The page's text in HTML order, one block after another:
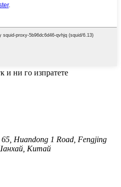
и ни го изпратете
Huandong 1 Road, Fengjing
Китай